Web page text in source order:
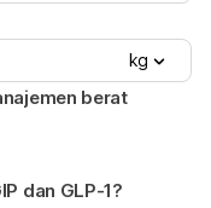
kg
berat
dan GLP-1?